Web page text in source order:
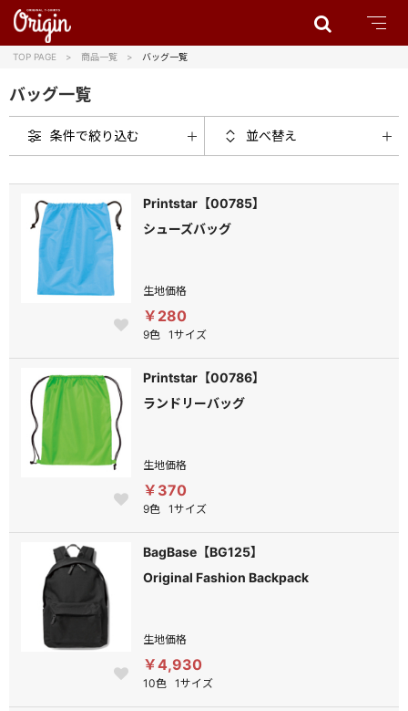
TOP PAGE 商品一覧 バッグ一覧
バッグ一覧
条件で絞り込む 並べ替え
Printstar【00785】
シューズバッグ
生地価格
￥280
9色 1サイズ
Printstar【00786】
ランドリーバッグ
生地価格
￥370
9色 1サイズ
BagBase【BG125】
Original Fashion Backpack
生地価格
￥4,930
10色 1サイズ